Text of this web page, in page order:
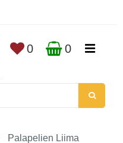
0 0
Palapelien Liima